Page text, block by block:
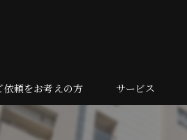
依頼をお考えの方
却の流れ
サービス